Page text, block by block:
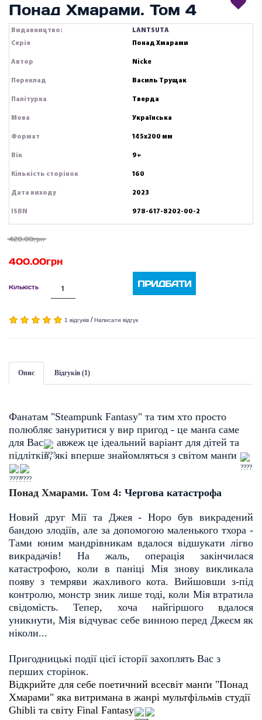
Понад Хмарами. Том 4
Видавництво:
LANTSUTA
Серія
Понад Хмарами
Автор Nicke
Переклад Василь Трущак
Палітурка Тверда
Мова Українська
Формат 145х200 мм
Вік 9+
Кількість сторінок 160
Дата виходу 2023
ISBN 978-617-8202-00-2
420.00грн
400.00грн
Кількість ПРИДБАТИ
1 відгуків /Написати відгук
Опис Відгуків (1)
Фанатам "Steampunk Fantasy" та тим хто просто
полюбляє зануритися у вир пригод - це манґа саме
для Вас
авжеж це ідеальний варіант для дітей та
підлітків, які вперше знайомляться з світом манґи
Понад Хмарами. Том 4: Чергова катастрофа
Новий друг Мії та Джея - Норо був викрадений
бандою злодіїв, але за допомогою маленького тхора -
Тами юним мандрівникам вдалося відшукати лігво
викрадачів! На жаль, операція закінчилася
катастрофою, коли в паніці Мія знову викликала
появу з темряви жахливого кота. Вийшовши з-під
контролю, монстр зник лише тоді, коли Мія втратила
свідомість. Тепер, хоча найгіршого вдалося
уникнути, Мія відчуває себе винною перед Джеєм як
ніколи...
Пригодницькі події цієї історії захоплять Вас з
перших сторінок.
Відкрийте для себе поетичний всесвіт манґи "Понад
Хмарами" яка витримана в жанрі мультфільмів студії
Ghibli та світу Final Fantasy